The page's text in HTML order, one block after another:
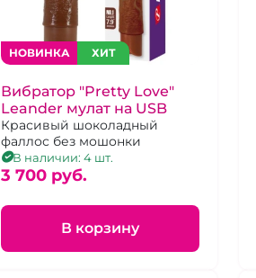
НОВИНКА ХИТ
Вибратор "Pretty Love"
Leander мулат на USB
Красивый шоколадный
фаллос без мошонки
В наличии: 4 шт.
3 700 pуб.
В корзину